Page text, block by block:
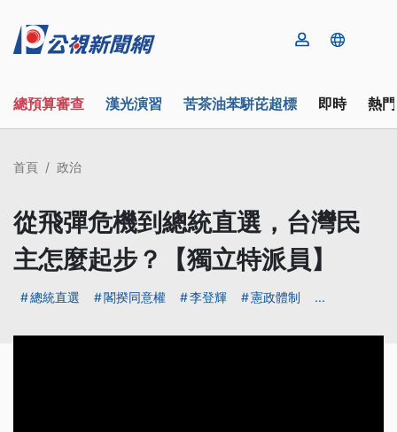
總預算審查 漢光演習 苦茶油苯駢芘超標 即時 熱
首頁 政治
從飛彈危機到總統直選，台灣民
主怎麼起步？【獨立特派員】
總統直選 閣揆同意權 李登輝 憲政體制 ...